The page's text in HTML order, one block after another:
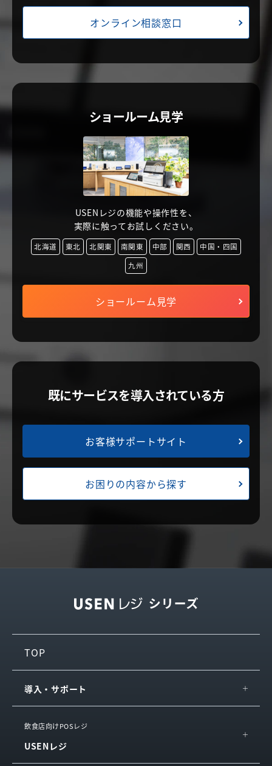
オンライン相談窓口
ショールーム見学
USENレジの機能や操作性を、
実際に触ってお試しください。
北海道 東北 北関東 南関東 中部 関西
中国・四国
九州
ショールーム見学
既にサービスを導入されている方
お客様サポートサイト
お困りの内容から探す
TOP
導入・サポート
IT導入補助金
導入の流れ・サポート
飲食店向けPOSレジ
USENレジ